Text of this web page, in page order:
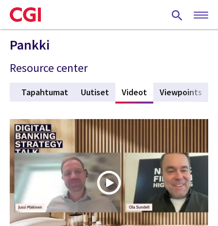
Skip
to
main
content
Pankki
Resource center
Tapahtumat Uutiset Videot (active tab)
Viewpoints